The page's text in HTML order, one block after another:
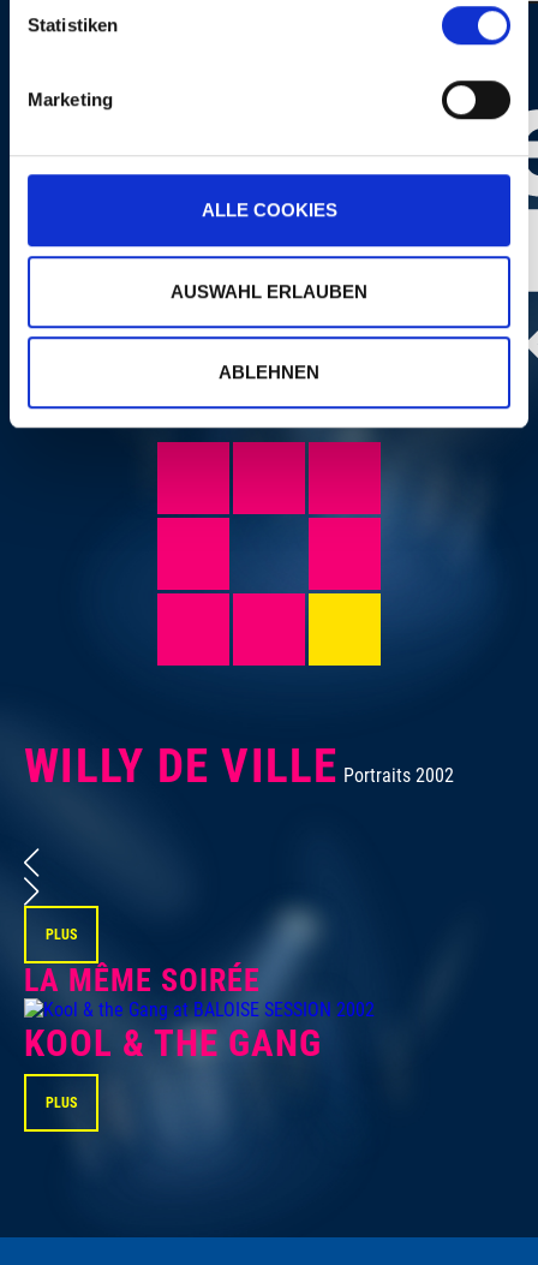
Statistiken
Marketing
ALLE COOKIES
AUSWAHL ERLAUBEN
ABLEHNEN
WILLY DE VILLE Portraits 2002
PLUS
LA MÊME SOIRÉE
KOOL & THE GANG
PLUS